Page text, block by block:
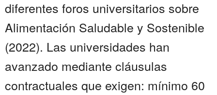
diferentes foros universitarios sobre
Alimentación Saludable y Sostenible
(2022). Las universidades han
avanzado mediante cláusulas
contractuales que exigen: mínimo 60